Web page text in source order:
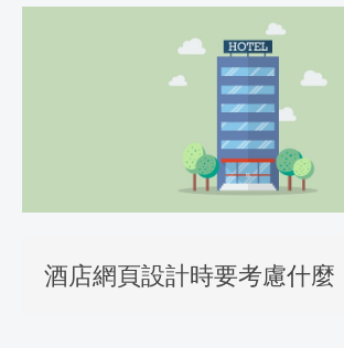
酒店網頁設計時要考慮什麼